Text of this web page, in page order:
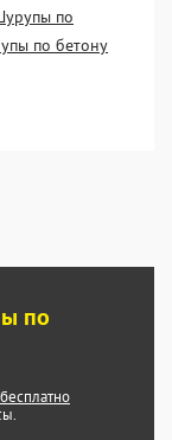
по
по бетону
по
бесплатно